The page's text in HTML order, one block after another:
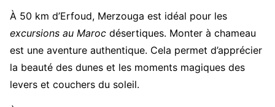
À 50 km d’Erfoud, Merzouga est idéal pour les
excursions au Maroc désertiques. Monter à chameau
est une aventure authentique. Cela permet d’apprécier
la beauté des dunes et les moments magiques des
levers et couchers du soleil.